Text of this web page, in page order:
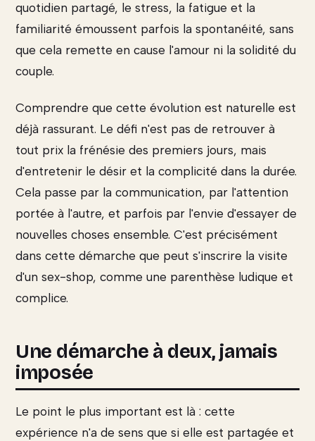
quotidien partagé, le stress, la fatigue et la
familiarité émoussent parfois la spontanéité, sans
que cela remette en cause l'amour ni la solidité du
couple.
Comprendre que cette évolution est naturelle est
déjà rassurant. Le défi n'est pas de retrouver à
tout prix la frénésie des premiers jours, mais
d'entretenir le désir et la complicité dans la durée.
Cela passe par la communication, par l'attention
portée à l'autre, et parfois par l'envie d'essayer de
nouvelles choses ensemble. C'est précisément
dans cette démarche que peut s'inscrire la visite
d'un sex-shop, comme une parenthèse ludique et
complice.
Une démarche à deux, jamais
imposée
Le point le plus important est là : cette
expérience n'a de sens que si elle est partagée et